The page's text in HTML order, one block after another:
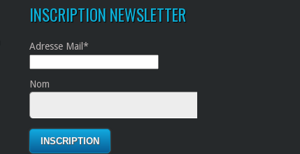
INSCRIPTION NEWSLETTER
Adresse Mail*
Nom